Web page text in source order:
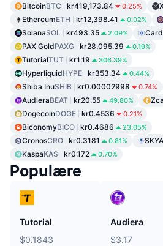
BitcoinBTC kr419,173.84 0.25%
EthereumETH kr12,398.41 0.02%
SolanaSOL kr493.35 2.09%
PAX GoldPAXG kr28,095.39 0.19%
TutorialTUT kr1.19 306.39%
HyperliquidHYPE kr353.34 0.44%
Shiba InuSHIB kr0.00002998 0.74%
AudieraBEAT kr20.55 49.80%
DogecoinDOGE kr0.4536 0.21%
BiconomyBICO kr0.4686 23.05%
CronosCRO kr0.3181 0.81%
KaspaKAS kr0.172 0.70%
Populære
Tutorial
$0.1843
Audiera
$3.17